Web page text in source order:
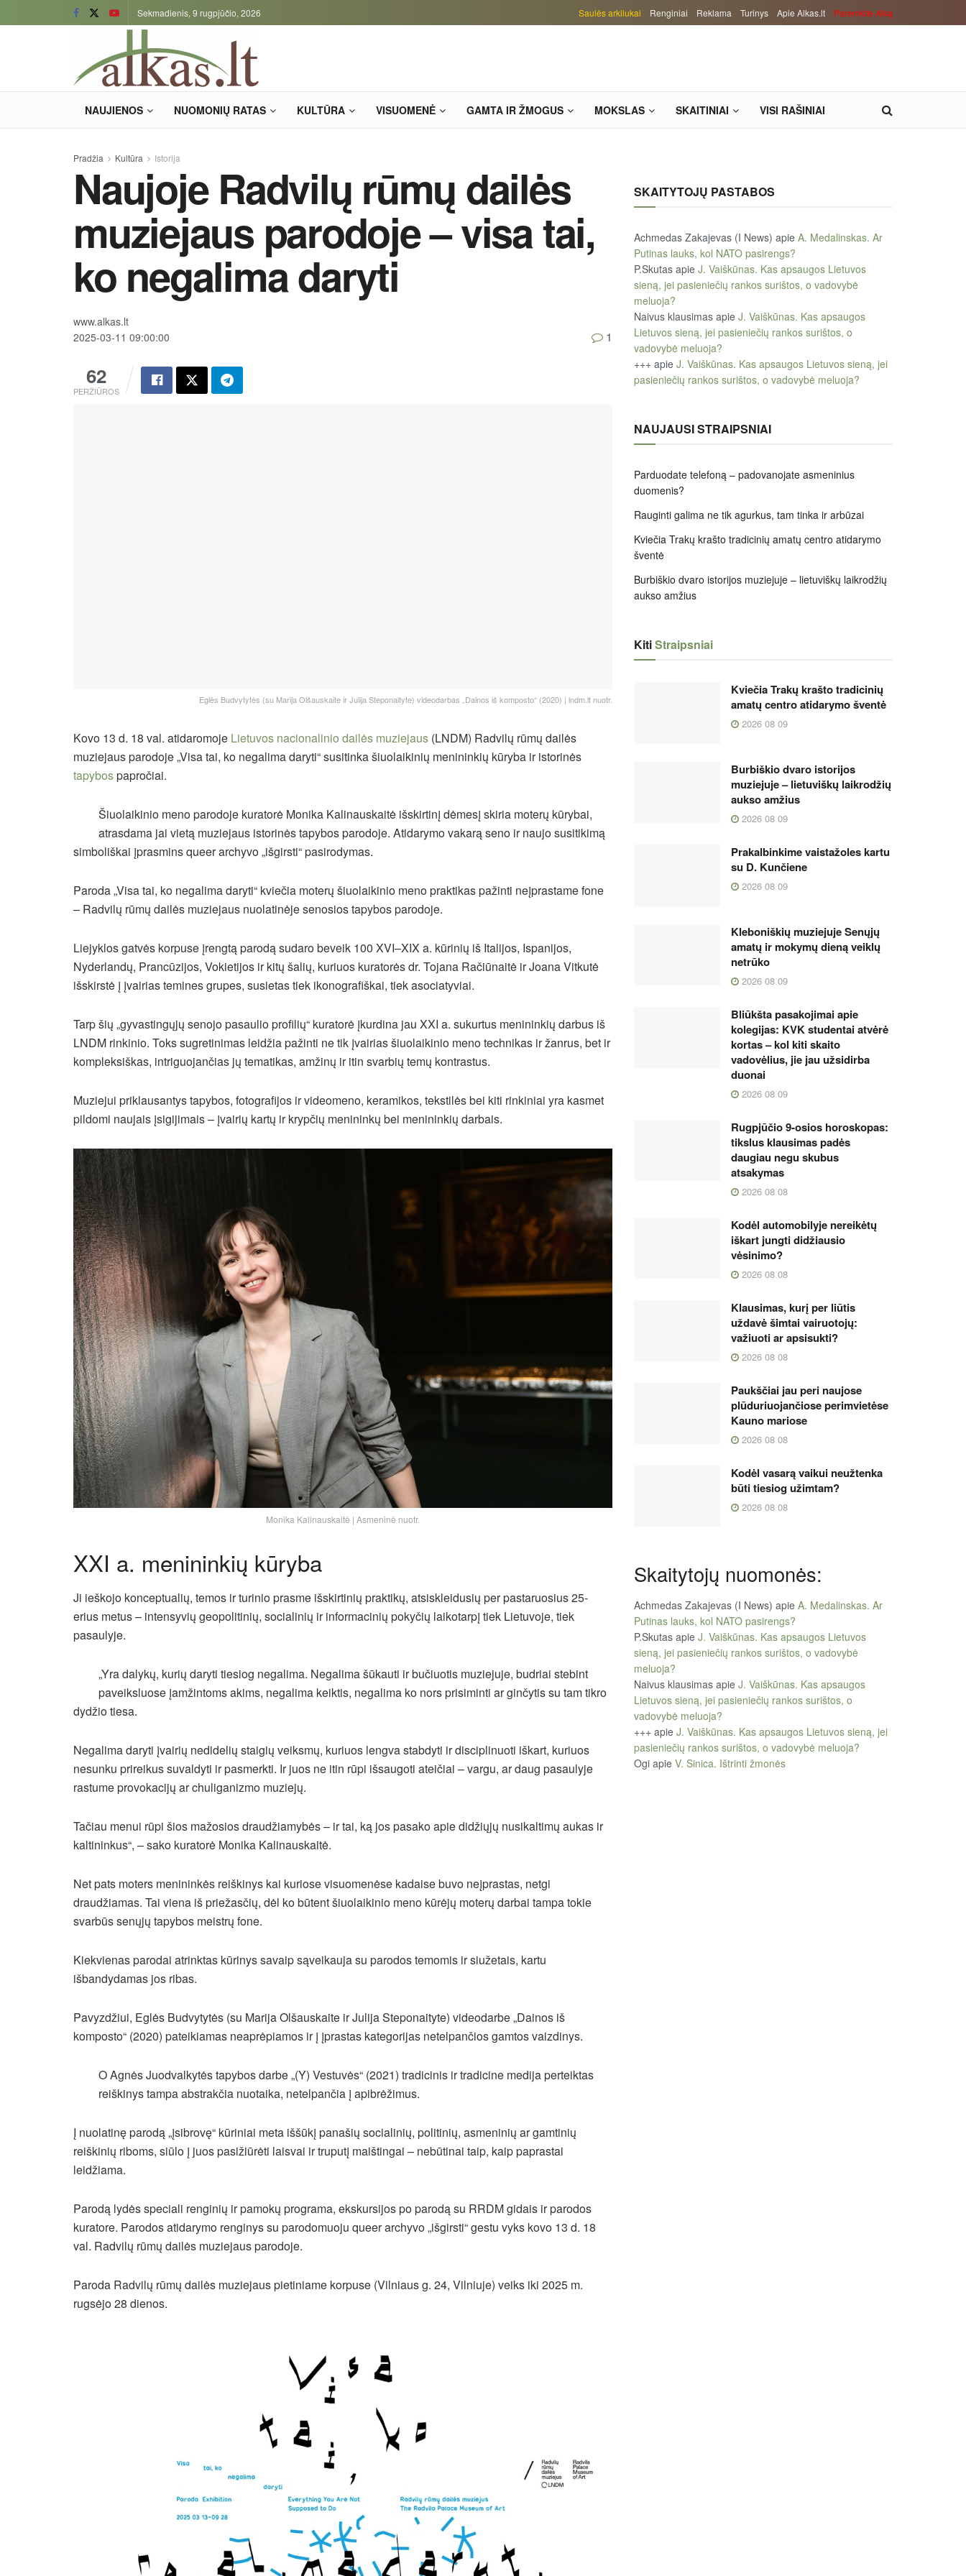
Sekmadienis, 9 rugpjūčio, 2026 Saulės arkliukai Renginiai Reklama Turinys Apie Alkas.lt Paremkite Alką
NAUJIENOS NUOMONIŲ RATAS KULTŪRA VISUOMENĖ GAMTA IR ŽMOGUS MOKSLAS SKAITINIAI VISI RAŠINIAI
Pradžia Kultūra Istorija
Naujoje Radvilų rūmų dailės
muziejaus parodoje – visa tai,
ko negalima daryti
www.alkas.lt
2025-03-11 09:00:00
62
PERŽIŪROS
1
Eglės Budvytytės (su Marija Olšauskaite ir Julija Steponaityte) videodarbas „Dainos iš komposto“ (2020) | lndm.lt nuotr.
Kovo 13 d. 18 val. atidaromoje Lietuvos nacionalinio dailės muziejaus (LNDM) Radvilų rūmų dailės
muziejaus parodoje „Visa tai, ko negalima daryti“ susitinka šiuolaikinių menininkių kūryba ir istorinės
tapybospapročiai.
Šiuolaikinio meno parodoje kuratorė Monika Kalinauskaitė išskirtinį dėmesį skiria moterų kūrybai,
atrasdama jai vietą muziejaus istorinės tapybos parodoje. Atidarymo vakarą seno ir naujo susitikimą
simboliškai įprasmins queer archyvo „išgirsti“ pasirodymas.
Paroda „Visa tai, ko negalima daryti“ kviečia moterų šiuolaikinio meno praktikas pažinti neįprastame fone
– Radvilų rūmų dailės muziejaus nuolatinėje senosios tapybos parodoje.
Liejyklos gatvės korpuse įrengtą parodą sudaro beveik 100 XVI–XIX a. kūrinių iš Italijos, Ispanijos,
Nyderlandų, Prancūzijos, Vokietijos ir kitų šalių, kuriuos kuratorės dr. Tojana Račiūnaitė ir Joana Vitkutė
išskirstė į įvairias temines grupes, susietas tiek ikonografiškai, tiek asociatyviai.
Tarp šių „gyvastingųjų senojo pasaulio profilių“ kuratorė įkurdina jau XXI a. sukurtus menininkių darbus iš
LNDM rinkinio. Toks sugretinimas leidžia pažinti ne tik įvairias šiuolaikinio meno technikas ir žanrus, bet ir
kompleksiškas, intriguojančias jų tematikas, amžinų ir itin svarbių temų kontrastus.
Muziejui priklausantys tapybos, fotografijos ir videomeno, keramikos, tekstilės bei kiti rinkiniai yra kasmet
pildomi naujais įsigijimais – įvairių kartų ir krypčių menininkų bei menininkių darbais.
Monika Kalinauskaitė | Asmeninė nuotr.
XXI a. menininkių kūryba
Ji ieškojo konceptualių, temos ir turinio prasme išskirtinių praktikų, atsiskleidusių per pastaruosius 25-
erius metus – intensyvių geopolitinių, socialinių ir informacinių pokyčių laikotarpį tiek Lietuvoje, tiek
pasaulyje.
„Yra dalykų, kurių daryti tiesiog negalima. Negalima šūkauti ir bučiuotis muziejuje, budriai stebint
paveiksluose įamžintoms akims, negalima keiktis, negalima ko nors prisiminti ar ginčytis su tam tikro
dydžio tiesa.
Negalima daryti įvairių nedidelių staigių veiksmų, kuriuos lengva stabdyti ir disciplinuoti iškart, kuriuos
nesunku prireikus suvaldyti ir pasmerkti. Ir juos ne itin rūpi išsaugoti ateičiai – vargu, ar daug pasaulyje
rastume provokacijų ar chuliganizmo muziejų.
Tačiau menui rūpi šios mažosios draudžiamybės – ir tai, ką jos pasako apie didžiųjų nusikaltimų aukas ir
kaltininkus“, – sako kuratorė Monika Kalinauskaitė.
Net pats moters menininkės reiškinys kai kuriose visuomenėse kadaise buvo neįprastas, netgi
draudžiamas. Tai viena iš priežasčių, dėl ko būtent šiuolaikinio meno kūrėjų moterų darbai tampa tokie
svarbūs senųjų tapybos meistrų fone.
Kiekvienas parodai atrinktas kūrinys savaip sąveikauja su parodos temomis ir siužetais, kartu
išbandydamas jos ribas.
Pavyzdžiui, Eglės Budvytytės (su Marija Olšauskaite ir Julija Steponaityte) videodarbe „Dainos iš
komposto“ (2020) pateikiamas neaprėpiamos ir į įprastas kategorijas netelpančios gamtos vaizdinys.
O Agnės Juodvalkytės tapybos darbe „(Y) Vestuvės“ (2021) tradicinis ir tradicine medija perteiktas
reiškinys tampa abstrakčia nuotaika, netelpančia į apibrėžimus.
Į nuolatinę parodą „įsibrovę“ kūriniai meta iššūkį panašių socialinių, politinių, asmeninių ar gamtinių
reiškinių riboms, siūlo į juos pasižiūrėti laisvai ir truputį maištingai – nebūtinai taip, kaip paprastai
leidžiama.
Parodą lydės speciali renginių ir pamokų programa, ekskursijos po parodą su RRDM gidais ir parodos
kuratore. Parodos atidarymo renginys su parodomuoju queer archyvo „išgirsti“ gestu vyks kovo 13 d. 18
val. Radvilų rūmų dailės muziejaus parodoje.
Paroda Radvilų rūmų dailės muziejaus pietiniame korpuse (Vilniaus g. 24, Vilniuje) veiks iki 2025 m.
rugsėjo 28 dienos.
SKAITYTOJŲ PASTABOS
Achmedas Zakajevas (I News) apie A. Medalinskas. Ar
Putinas lauks, kol NATO pasirengs?
P.Skutas apie J. Vaiškūnas. Kas apsaugos Lietuvos
sieną, jei pasieniečių rankos surištos, o vadovybė
meluoja?
Naivus klausimas apie J. Vaiškūnas. Kas apsaugos
Lietuvos sieną, jei pasieniečių rankos surištos, o
vadovybė meluoja?
+++ apie J. Vaiškūnas. Kas apsaugos Lietuvos sieną, jei
pasieniečių rankos surištos, o vadovybė meluoja?
NAUJAUSI STRAIPSNIAI
Parduodate telefoną – padovanojate asmeninius
duomenis?
Rauginti galima ne tik agurkus, tam tinka ir arbūzai
Kviečia Trakų krašto tradicinių amatų centro atidarymo
šventė
Burbiškio dvaro istorijos muziejuje – lietuviškų laikrodžių
aukso amžius
KitiStraipsniai
Kviečia Trakų krašto tradicinių
amatų centro atidarymo šventė
2026 08 09
Burbiškio dvaro istorijos
muziejuje – lietuviškų laikrodžių
aukso amžius
2026 08 09
Prakalbinkime vaistažoles kartu
su D. Kunčiene
2026 08 09
Kleboniškių muziejuje Senųjų
amatų ir mokymų dieną veiklų
netrūko
2026 08 09
Bliūkšta pasakojimai apie
kolegijas: KVK studentai atvėrė
kortas – kol kiti skaito
vadovėlius, jie jau užsidirba
duonai
2026 08 09
Rugpjūčio 9-osios horoskopas:
tikslus klausimas padės
daugiau negu skubus
atsakymas
2026 08 08
Kodėl automobilyje nereikėtų
iškart jungti didžiausio
vėsinimo?
2026 08 08
Klausimas, kurį per liūtis
uždavė šimtai vairuotojų:
važiuoti ar apsisukti?
2026 08 08
Paukščiai jau peri naujose
plūduriuojančiose perimvietėse
Kauno mariose
2026 08 08
Kodėl vasarą vaikui neužtenka
būti tiesiog užimtam?
2026 08 08
Skaitytojų nuomonės:
Achmedas Zakajevas (I News) apie A. Medalinskas. Ar
Putinas lauks, kol NATO pasirengs?
P.Skutas apie J. Vaiškūnas. Kas apsaugos Lietuvos
sieną, jei pasieniečių rankos surištos, o vadovybė
meluoja?
Naivus klausimas apie J. Vaiškūnas. Kas apsaugos
Lietuvos sieną, jei pasieniečių rankos surištos, o
vadovybė meluoja?
+++ apie J. Vaiškūnas. Kas apsaugos Lietuvos sieną, jei
pasieniečių rankos surištos, o vadovybė meluoja?
Ogi apie V. Sinica. Ištrinti žmonės